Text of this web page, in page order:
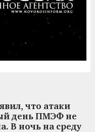
что атаки
день ПМЭФ не
В ночь на среду